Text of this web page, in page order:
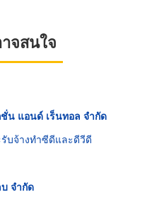
จสนใจ
น แอนด์ เร็นทอล จำกัด
บจ้างทำซีดีและดีวีดี
จำกัด